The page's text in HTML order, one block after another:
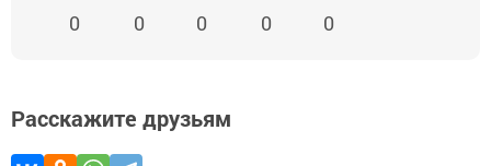
0 0 0 0 0
Расскажите друзьям